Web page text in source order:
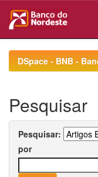
navigationDSpace - BNB -
Pesquisar
Pesquisar:
por